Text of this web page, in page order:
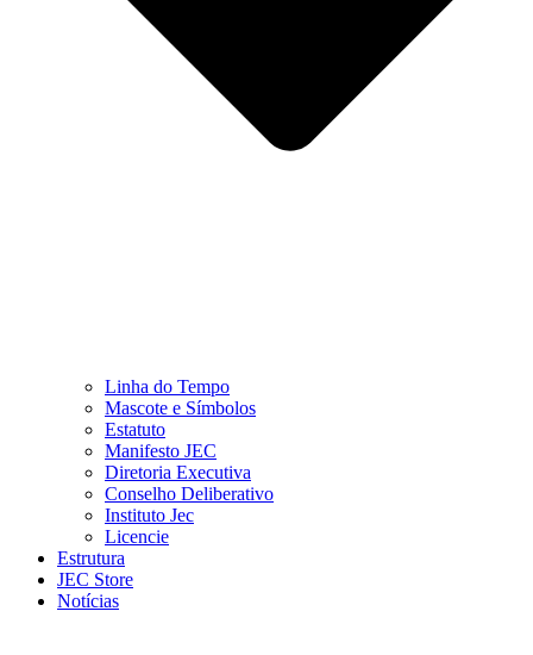
Linha do Tempo
Mascote e Símbolos
Estatuto
Manifesto JEC
Diretoria Executiva
Conselho Deliberativo
Instituto Jec
Licencie
Estrutura
JEC Store
Notícias